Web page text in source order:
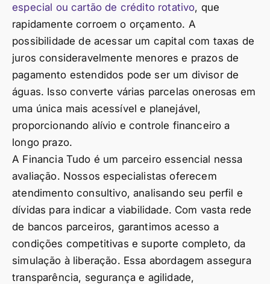
especial ou cartão de crédito rotativo, que
rapidamente corroem o orçamento. A
possibilidade de acessar um capital com taxas de
juros consideravelmente menores e prazos de
pagamento estendidos pode ser um divisor de
águas. Isso converte várias parcelas onerosas em
uma única mais acessível e planejável,
proporcionando alívio e controle financeiro a
longo prazo.
A Financia Tudo é um parceiro essencial nessa
avaliação. Nossos especialistas oferecem
atendimento consultivo, analisando seu perfil e
dívidas para indicar a viabilidade. Com vasta rede
de bancos parceiros, garantimos acesso a
condições competitivas e suporte completo, da
simulação à liberação. Essa abordagem assegura
transparência, segurança e agilidade,